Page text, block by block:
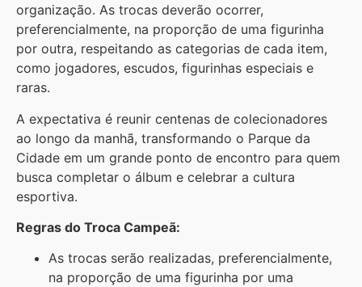
organização. As trocas deverão ocorrer,
preferencialmente, na proporção de uma figurinha
por outra, respeitando as categorias de cada item,
como jogadores, escudos, figurinhas especiais e
raras.
A expectativa é reunir centenas de colecionadores
ao longo da manhã, transformando o Parque da
Cidade em um grande ponto de encontro para quem
busca completar o álbum e celebrar a cultura
esportiva.
Regras do Troca Campeã:
As trocas serão realizadas, preferencialmente,
na proporção de uma figurinha por uma